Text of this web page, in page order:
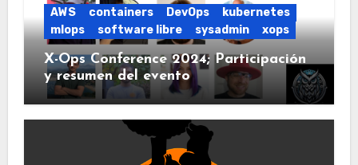
AWS containers DevOps
kubernetes
mlops
software libre sysadmin xops
X-Ops Conference 2024; Participación
y resumen del evento